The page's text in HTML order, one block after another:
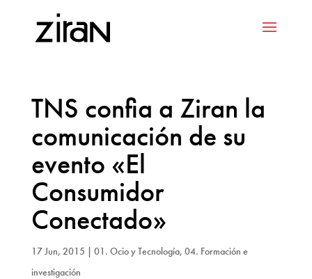
TNS confia a Ziran la
comunicación de su
evento «El
Consumidor
Conectado»
17 Jun, 2015 | 01. Ocio y Tecnología, 04. Formación e
investigación